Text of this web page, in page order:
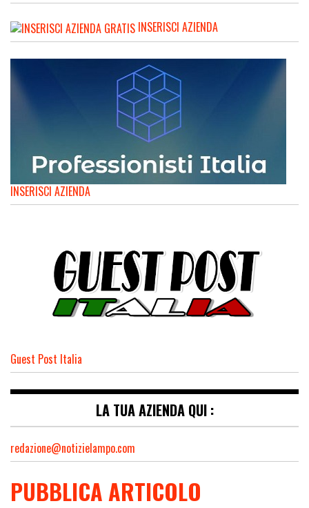
INSERISCI AZIENDA
INSERISCI AZIENDA
Guest Post Italia
LA TUA AZIENDA QUI :
redazione@notizielampo.com
PUBBLICA ARTICOLO